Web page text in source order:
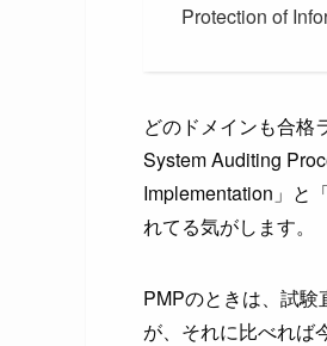
Protection of
どのドメインも合格
System Auditing
Implementation」と
れてる気がします。
PMPのときは、試
が、それに比べれば